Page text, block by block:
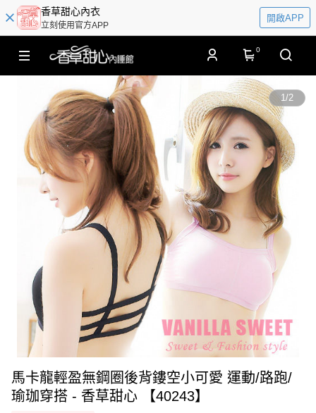
香草甜心內衣
立刻使用官方APP
開啟APP
0
1/2
馬卡龍輕盈無鋼圈後背鏤空小可愛 運動/路跑/
瑜珈穿搭 - 香草甜心 【40243】